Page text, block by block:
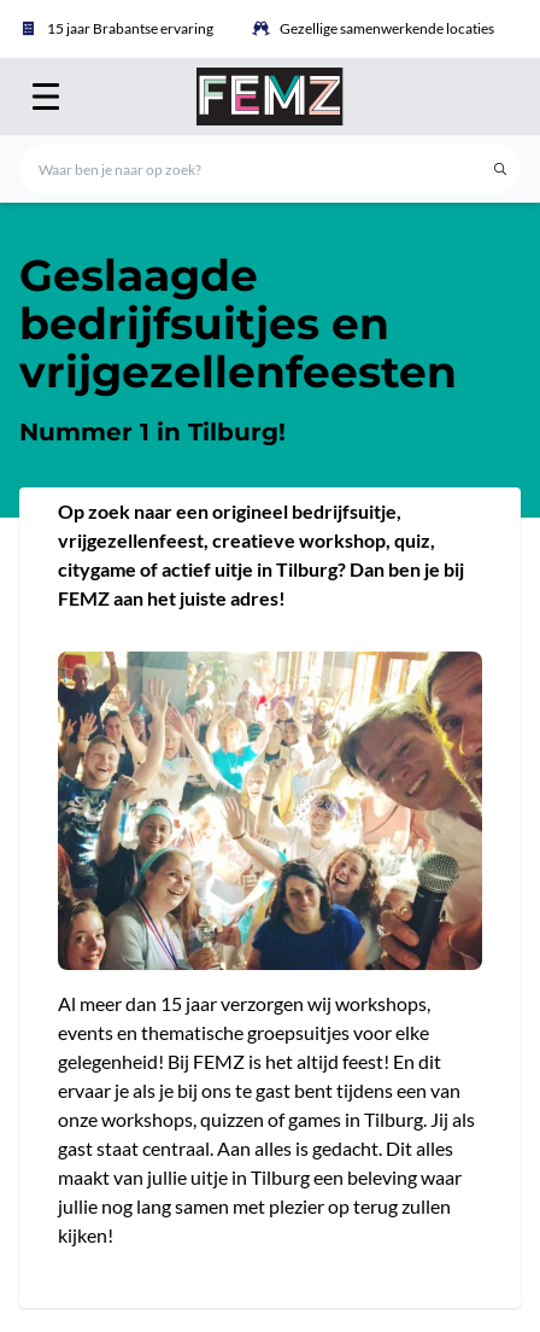
15 jaar Brabantse ervaring Gezellige samenwerkende locaties
Geslaagde
bedrijfsuitjes en
vrijgezellenfeesten
Nummer 1 in Tilburg!
Op zoek naar een origineel bedrijfsuitje,
vrijgezellenfeest, creatieve workshop, quiz,
citygame of actief uitje in Tilburg? Dan ben je bij
FEMZ aan het juiste adres!
Al meer dan 15 jaar verzorgen wij workshops,
events en thematische groepsuitjes voor elke
gelegenheid! Bij FEMZ is het altijd feest! En dit
ervaar je als je bij ons te gast bent tijdens een van
onze workshops, quizzen of games in Tilburg. Jij als
gast staat centraal. Aan alles is gedacht. Dit alles
maakt van jullie uitje in Tilburg een beleving waar
jullie nog lang samen met plezier op terug zullen
kijken!